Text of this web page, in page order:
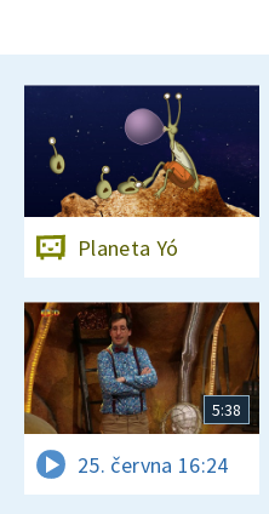
Planeta Yó
5:38
25. června 16:24